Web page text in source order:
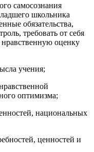
самосознания
школьника
обязательства,
требовать от себя
оценку
учения;
оптимизма;
национальных
ценностей и